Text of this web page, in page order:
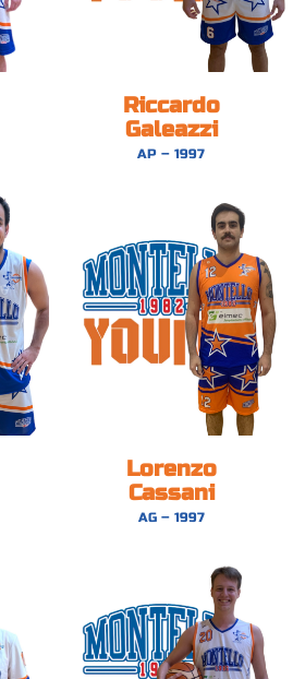
Riccardo
Galeazzi
AP – 1997
Lorenzo
Cassani
AG – 1997